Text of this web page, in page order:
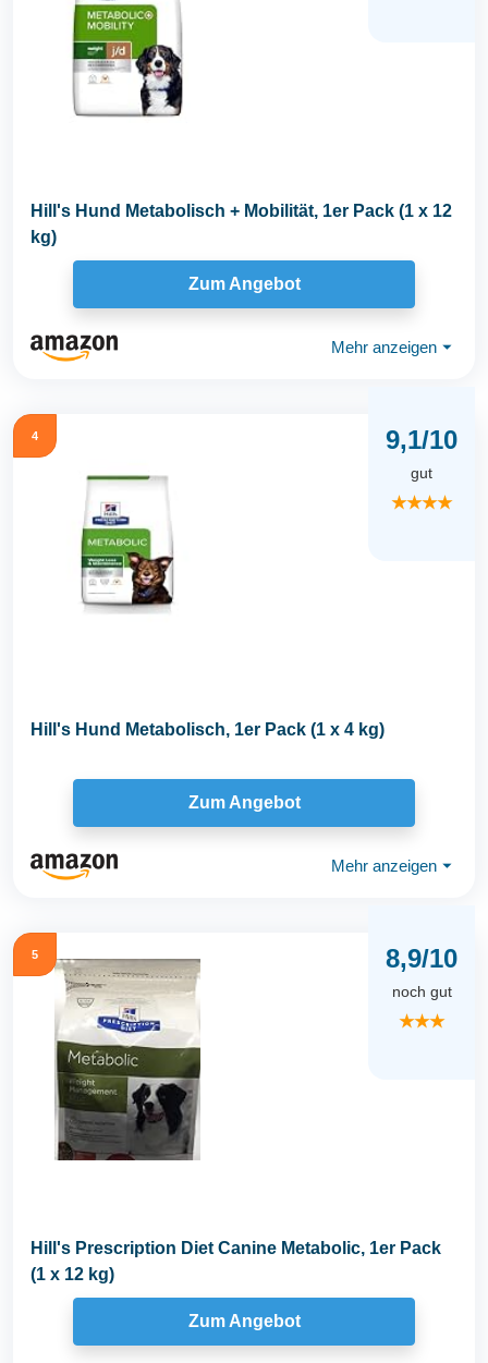
Hill's Hund Metabolisch + Mobilität, 1er Pack (1 x 12
kg)
Zum Angebot
Mehr anzeigen ⏷
4 9,1/10
gut
★★★★
Hill's Hund Metabolisch, 1er Pack (1 x 4 kg)
Zum Angebot
Mehr anzeigen ⏷
5 8,9/10
noch gut
★★★
Hill's Prescription Diet Canine Metabolic, 1er Pack
(1 x 12 kg)
Zum Angebot